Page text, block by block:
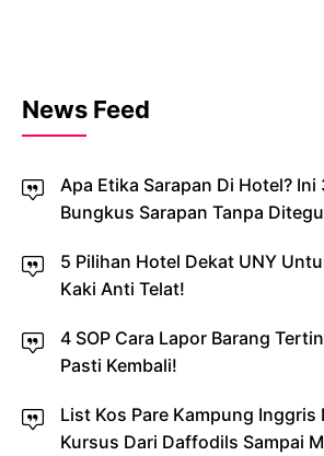
News Feed
Apa Etika Sarapan Di Hotel? Ini
Bungkus Sarapan Tanpa
5 Pilihan Hotel Dekat UNY
Kaki Anti Telat!
4 SOP Cara Lapor Barang
Pasti Kembali!
List Kos Pare Kampung Inggris
Kursus Dari Daffodils Sampai